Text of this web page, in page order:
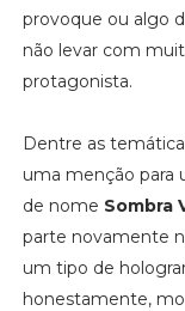
provoque ou algo
não levar com
protagonista.
Dentre as
uma menção para
de nome Sombra
parte novamente
um tipo de
honestamente,